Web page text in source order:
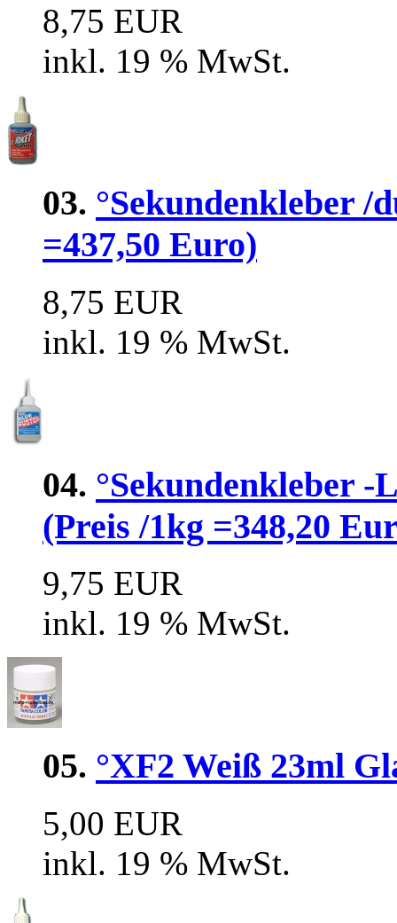
8,75 EUR
inkl. 19 % MwSt.
03. °Sekundenkleber /
=437,50 Euro)
8,75 EUR
inkl. 19 % MwSt.
04. °Sekundenkleber
(Preis /1kg =348,20
9,75 EUR
inkl. 19 % MwSt.
05. °XF2 Weiß 23ml
5,00 EUR
inkl. 19 % MwSt.